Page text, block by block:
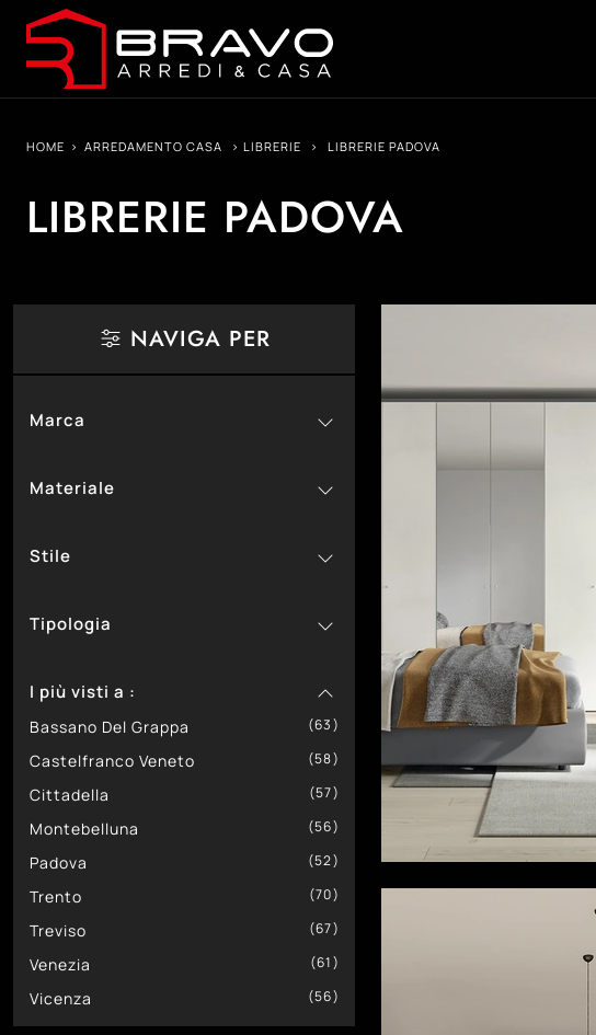
HOME > ARREDAMENTO CASA > LIBRERIE > LIBRERIE PADOVA
LIBRERIE PADOVA
NAVIGA PER
Marca
Devina Nais 9
Tomasella 33
Materiale
In Legno 4
In Materico 1
In Metallo 14
In Vetro 1
Stile
Design 6
Tipologia
Componibili 29
Divisorie 21
Sospese 19
I più visti a :
Bassano Del Grappa 63
Castelfranco Veneto 58
Cittadella 57
Montebelluna 56
Padova 52
Trento 70
Treviso 67
Venezia 61
Vicenza 56